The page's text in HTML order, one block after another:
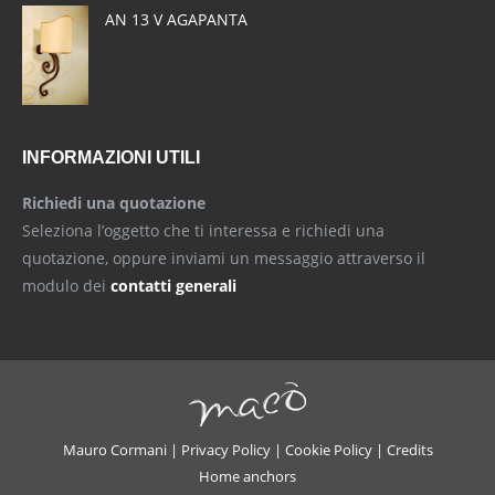
AN 13 V AGAPANTA
INFORMAZIONI UTILI
Richiedi una quotazione
Seleziona l’oggetto che ti interessa e richiedi una
quotazione, oppure inviami un messaggio attraverso il
modulo dei contatti generali
Mauro Cormani | Privacy Policy| Cookie Policy| Credits
Home anchors